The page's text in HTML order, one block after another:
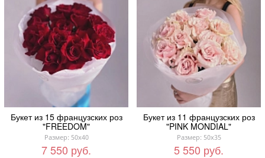
Букет из 15 французских роз
"FREEDOM"
Размер: 50x40
7 550 руб.
Букет из 11 французских роз
"PINK MONDIAL"
Размер: 50x35
5 550 руб.